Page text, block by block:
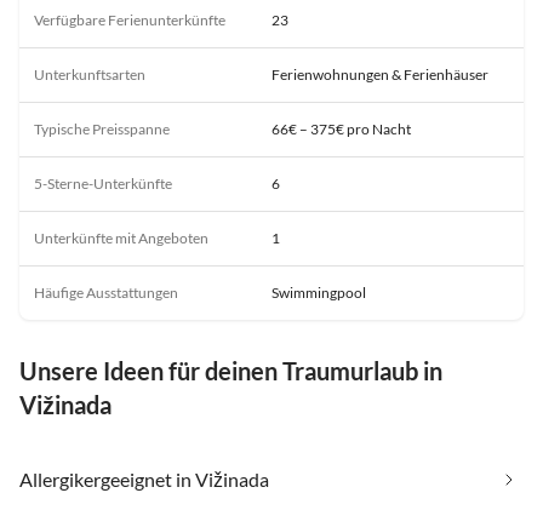
Verfügbare Ferienunterkünfte 23
Unterkunftsarten Ferienwohnungen & Ferienhäuser
Typische Preisspanne 66€ – 375€ pro Nacht
5-Sterne-Unterkünfte 6
Unterkünfte mit Angeboten 1
Häufige Ausstattungen Swimmingpool
Unsere Ideen für deinen Traumurlaub in
Vižinada
Allergikergeeignet in Vižinada